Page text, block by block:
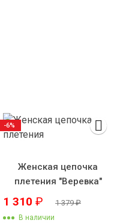
Женская цепочка
плетения "Веревка"
1 310 ₽ 1 379₽
В наличии
-6%